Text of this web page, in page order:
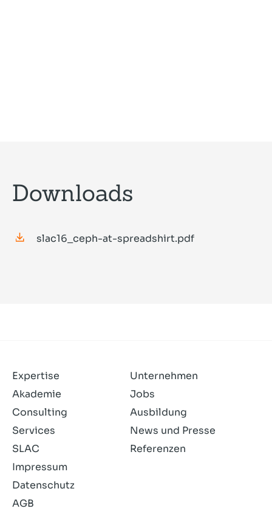
Downloads
slac16_ceph-at-spreadshirt.pdf
Expertise
Akademie
Consulting
Services
SLAC
Unternehmen
Jobs
Ausbildung
News und Presse
Referenzen
Impressum
Datenschutz
AGB